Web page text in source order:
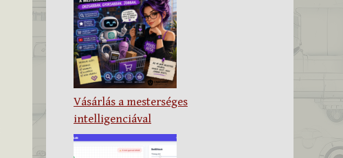
Vásárlás a mesterséges
intelligenciával